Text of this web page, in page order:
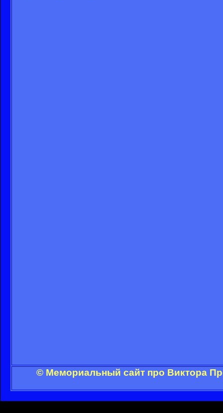
© Мемориальный сайт про Виктора